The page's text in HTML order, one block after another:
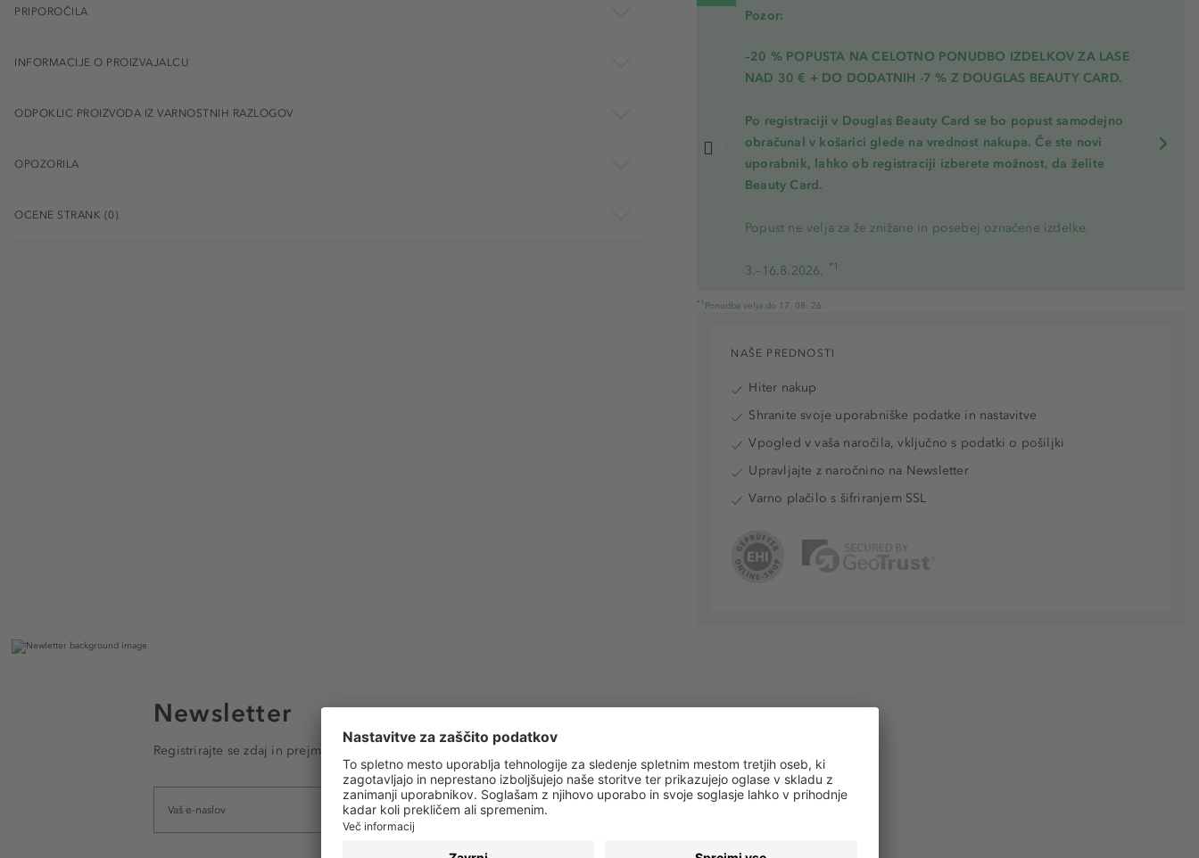
Pozor:
–20 % POPUSTA NA CELOTNO PONUDBO IZDELKOV ZA LASE
NAD 30 € + DO DODATNIH -7 % Z DOUGLAS BEAUTY CARD.
Po registraciji v Douglas Beauty Card se bo popust samodejno
obračunal v košarici glede na vrednost nakupa. Če ste novi
uporabnik, lahko ob registraciji izberete možnost, da želite
Beauty Card.
Popust ne velja za že znižane in posebej označene izdelke.
3.–16.8.2026. *1
*1 Ponudba velja do 17. 08. 26.
PRIPOROČILA
INFORMACIJE O PROIZVAJALCU
ODPOKLIC PROIZVODA IZ VARNOSTNIH RAZLOGOV
OPOZORILA
OCENE STRANK (0)
NAŠE PREDNOSTI
Hiter nakup
Shranite svoje uporabniške podatke in nastavitve
Vpogled v vaša naročila, vključno s podatki o pošiljki
Upravljajte z naročnino na Newsletter
Varno plačilo s šifriranjem SSL
Newsletter
Registrirajte se zdaj in prejmite e-poštna obvestila o vseh trendih in ponudbah!